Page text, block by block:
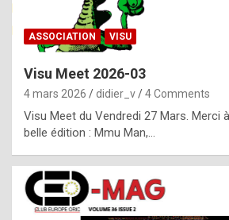
p
l
c
h
ASSOCIATION VISU
Visu Meet 2026-03
4 mars 2026 didier_v 4 Comments
Visu Meet du Vendredi 27 Mars. Merci
belle édition : Mmu Man,…